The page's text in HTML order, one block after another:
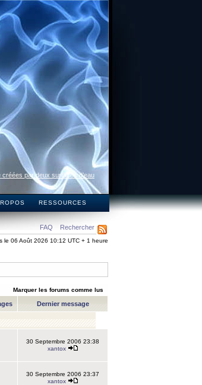
par deux surfaces d’eau
RESSOURCES
FAQ Rechercher
le 06 Août 2026 10:12 UTC + 1 heure
Marquer les forums comme lus
Dernier message
30 Septembre 2006 23:38
xantox
30 Septembre 2006 23:37
xantox